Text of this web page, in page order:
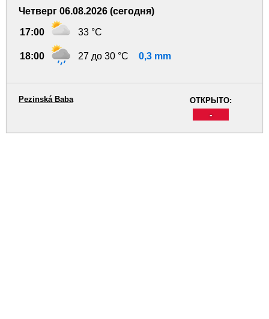
Четверг 06.08.2026 (сегодня)
17:00 33 °C
18:00 27 до 30 °C 0,3 mm
ОТКРЫТО:
-
Pezinská Baba